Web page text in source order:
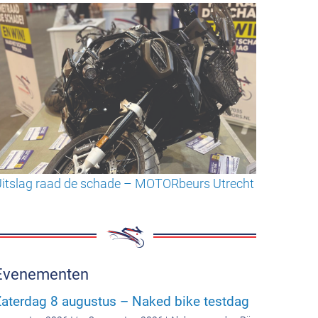
raad de schade – MOTORbeurs Utrecht
8 augustus – Naked bike testdag